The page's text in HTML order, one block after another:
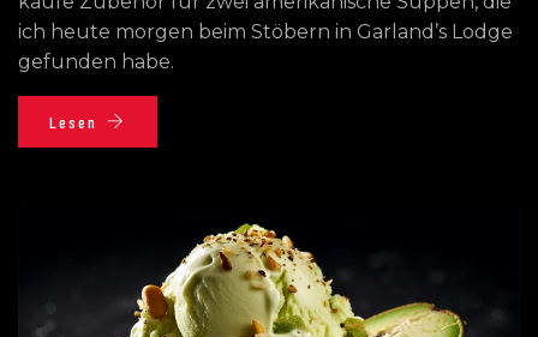
ich heute morgen beim Stöbern in Garland’s Lodge
gefunden habe.
Lesen